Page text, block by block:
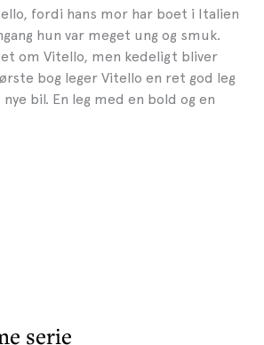
fordi hans mor har boet i Italien
hun var meget ung og smuk.
om Vitello, men kedeligt bliver
bog leger Vitello en ret god leg
bil. En leg med en bold og en
serie